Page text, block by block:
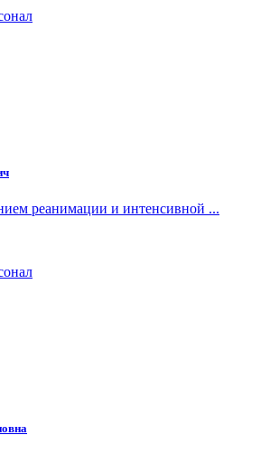
реанимации и интенсивной ...